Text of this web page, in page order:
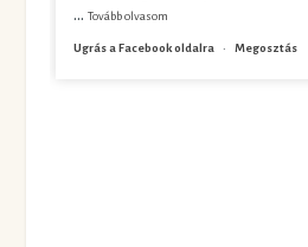
...Tovább olvasom
Ugrás a Facebook oldalra · Megosztás